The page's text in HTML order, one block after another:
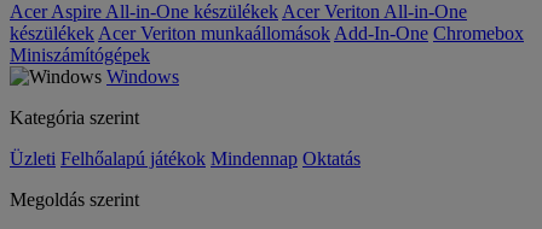
Acer Aspire All-in-One készülékek Acer Veriton All-in-One
készülékek Acer Veriton munkaállomások Add-In-One Chromebox
Miniszámítógépek
Windows
Kategória szerint
Üzleti Felhőalapú játékok Mindennap Oktatás
Megoldás szerint